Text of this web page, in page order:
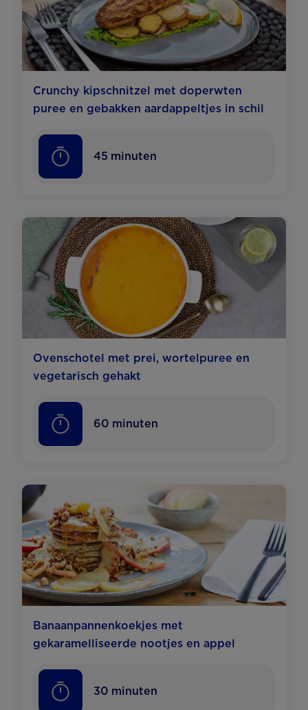
Crunchy kipschnitzel met doperwten
puree en gebakken aardappeltjes in schil
45 minuten
Ovenschotel met prei, wortelpuree en
vegetarisch gehakt
60 minuten
Banaanpannenkoekjes met
gekaramelliseerde nootjes en appel
30 minuten